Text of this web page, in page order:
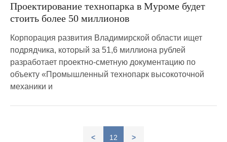
Проектирование технопарка в Муроме будет
стоить более 50 миллионов
Корпорация развития Владимирской области ищет
подрядчика, который за 51,6 миллиона рублей
разработает проектно-сметную документацию по
объекту «Промышленный технопарк высокоточной
механики и
< 12 >